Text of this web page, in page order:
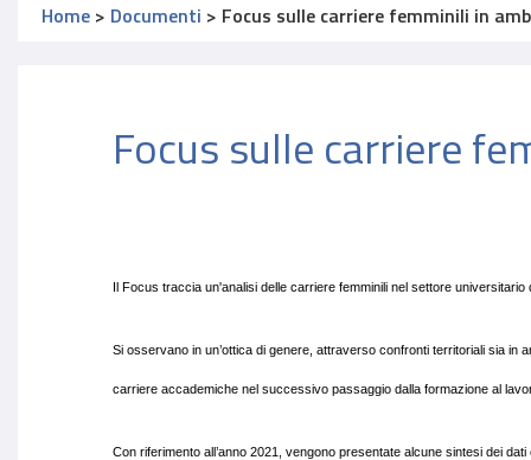
Home > Documenti > Focus sulle carriere femminili in
Focus sulle carriere
Il Focus traccia un'analisi delle carriere femminili nel settore
Si osservano in un’ottica di genere, attraverso confronti territoriali sia
carriere accademiche nel successivo passaggio dalla formazione al
Con riferimento all’anno 2021, vengono presentate alcune sintesi dei